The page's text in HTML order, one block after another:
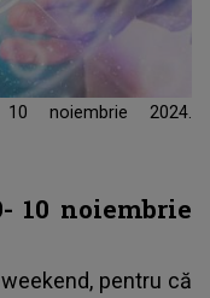
noiembrie 2024.
10 noiembrie
pentru că